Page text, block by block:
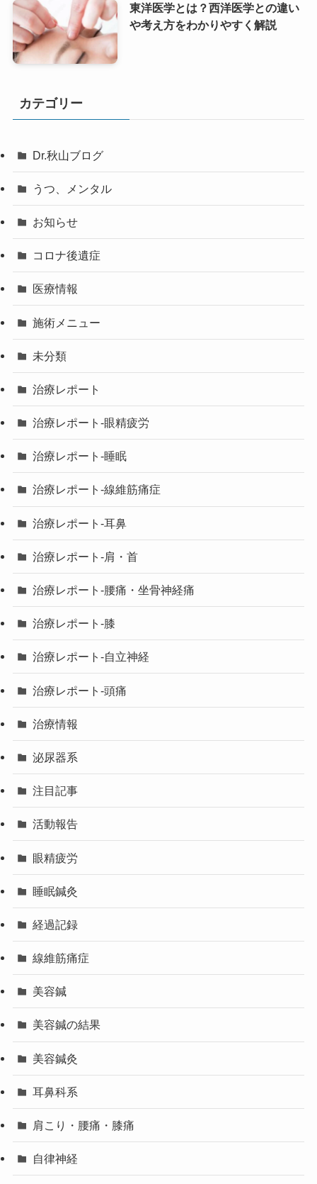
東洋医学とは？西洋医学との違い
や考え方をわかりやすく解説
カテゴリー
Dr.秋山ブログ
うつ、メンタル
お知らせ
コロナ後遺症
医療情報
施術メニュー
未分類
治療レポート
治療レポート-眼精疲労
治療レポート-睡眠
治療レポート-線維筋痛症
治療レポート-耳鼻
治療レポート-肩・首
治療レポート-腰痛・坐骨神経痛
治療レポート-膝
治療レポート-自立神経
治療レポート-頭痛
治療情報
泌尿器系
注目記事
活動報告
眼精疲労
睡眠鍼灸
経過記録
線維筋痛症
美容鍼
美容鍼の結果
美容鍼灸
耳鼻科系
肩こり・腰痛・膝痛
自律神経